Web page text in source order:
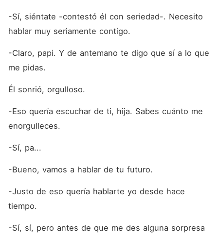
-Sí, siéntate -contestó él con seriedad-. Necesito
hablar muy seriamente contigo.
-Claro, papi. Y de antemano te digo que sí a lo que
me pidas.
Él sonrió, orgulloso.
-Eso quería escuchar de ti, hija. Sabes cuánto me
enorgulleces.
-Sí, pa...
-Bueno, vamos a hablar de tu futuro.
-Justo de eso quería hablarte yo desde hace
tiempo.
-Sí, sí, pero antes de que me des alguna sorpresa